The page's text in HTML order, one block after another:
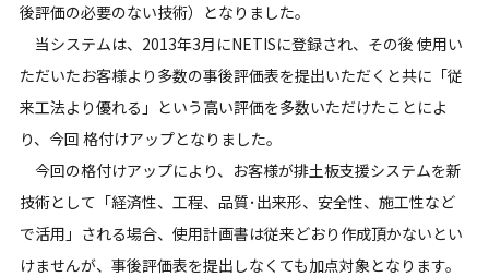
後評価の必要のない技術）となりました。
当システムは、2013年3月にNETISに登録され、その後 使用い
ただいたお客様より多数の事後評価表を提出いただくと共に「従
来工法より優れる」という高い評価を多数いただけたことによ
り、今回 格付けアップとなりました。
今回の格付けアップにより、お客様が排土板支援システムを新
技術として「経済性、工程、品質･出来形、安全性、施工性など
で活用」される場合、使用計画書は従来どおり作成頂かないとい
けませんが、事後評価表を提出しなくても加点対象となります。